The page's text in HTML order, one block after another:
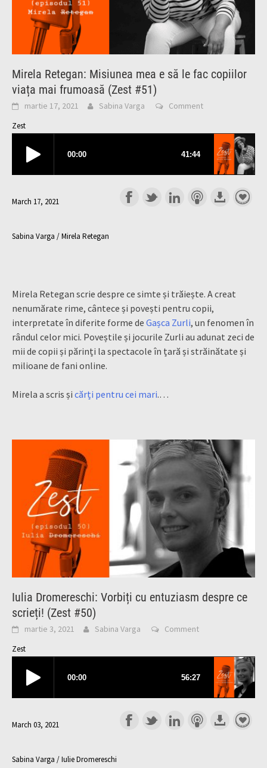
Mirela Retegan: Misiunea mea e să le fac copiilor
viața mai frumoasă (Zest #51)
martie 17, 2021 Sabina Varga Comment
Zest
March 17, 2021
Sabina Varga / Mirela Retegan
Mirela Retegan scrie despre ce simte și trăiește. A creat
nenumărate rime, cântece și povești pentru copii,
interpretate în diferite forme de Gașca Zurli, un fenomen în
rândul celor mici. Poveștile și jocurile Zurli au adunat zeci de
mii de copii și părinți la spectacole în țară și străinătate și
milioane de fani online.
Mirela a scris și cărți pentru cei mari.…
Iulia Dromereschi: Vorbiți cu entuziasm despre ce
scrieți! (Zest #50)
martie 3, 2021 Sabina Varga Comment
Zest
March 03, 2021
Sabina Varga / Iulie Dromereschi